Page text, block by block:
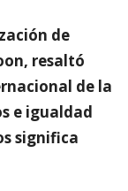
de
resaltó
de la
e igualdad
significa